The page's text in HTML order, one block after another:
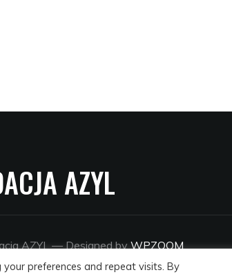
AZYL
AZYL— Designed byWPZOOM
preferences and repeat visits. By